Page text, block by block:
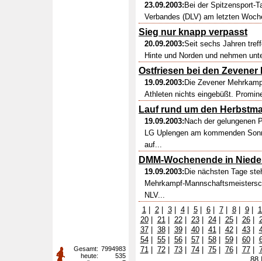
23.09.2003: Bei der Spitzensport-
Verbandes (DLV) am letzten
Sieg nur knapp verpasst
20.09.2003:Seit sechs Jahren
Hinte und Norden und nehmen
Ostfriesen bei den Zevener
19.09.2003: Die Zevener
Athleten nichts eingebüßt.
Lauf rund um den
19.09.2003: Nach der gelungenen
LG Uplengen am kommenden
auf...
DMM-Wochenende in
19.09.2003: Die nächsten Tage
Mehrkampf-
NLV...
1| 2| 3| 4| 5| 6| 7| 8| 9|
20| 21| 22| 23| 24| 25| 26|
37| 38| 39| 40| 41| 42| 43|
54| 55| 56| 57| 58| 59| 60|
71| 72| 73| 74| 75| 76| 77|
Gesamt: 7994983
heute:
535